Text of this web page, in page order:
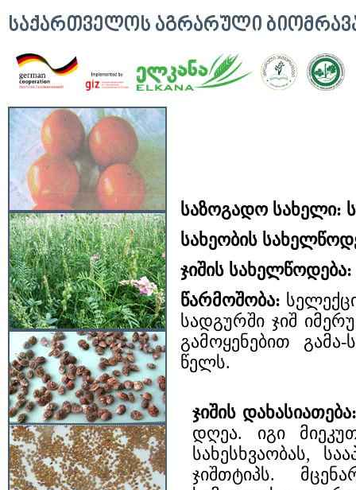
ᲡᲐᲥᲐᲠᲗᲕᲔᲚᲝᲡ ᲐᲒᲠᲐᲠᲣᲚᲘ
საზოგადო სახელი:
სახეობის
ჯიშის სახელწოდება:
წარმოშობა:
სადგურში ჯიშ
გამოყენებით
წელს.
ჯიშის დახასიათება:
დღეა. იგი
სახესხვაობას,
ჯიშთტიპს.